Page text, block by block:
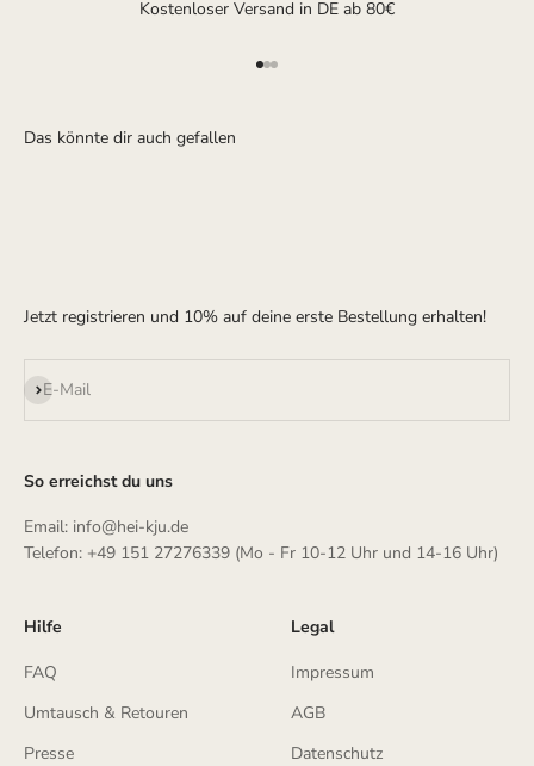
Kostenloser Versand in DE ab 80€
Jetzt registrieren und 10% auf deine erste Bestellung erhalten!
E-Mail
Abonnieren
So erreichst du uns
Email: info@hei-kju.de
Telefon: +49 151 27276339 (Mo - Fr 10-12 Uhr und 14-16 Uhr)
Hilfe
FAQ
Umtausch & Retouren
Presse
Legal
Impressum
AGB
Datenschutz